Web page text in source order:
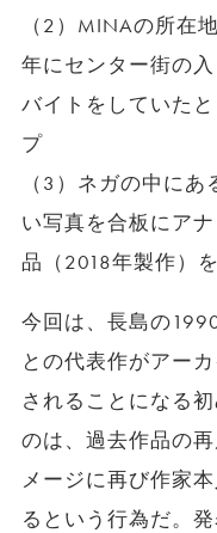
（2）MINAの所在
年にセンター街の
バイトをしていた
プ
（3）ネガの中に
い写真を合板にア
品（2018年製作）
今回は、長島の
との代表作がアー
されることになる
のは、過去作品の
メージに再び作家
るという行為だ。